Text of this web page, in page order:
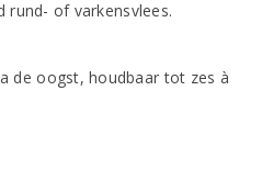
rund- of varkensvlees.
de oogst, houdbaar tot zes à